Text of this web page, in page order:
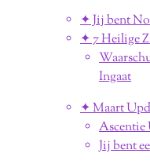
✦ Jij bent
✦ 7 Heilige
Ingaat
✦ Maart
Ascentie
Jij bent